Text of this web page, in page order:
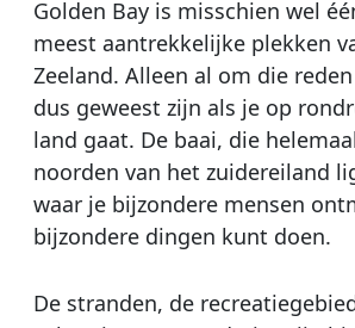
Golden Bay is misschien wel
meest aantrekkelijke plekken
Zeeland. Alleen al om die
dus geweest zijn als je op
land gaat. De baai, die
noorden van het zuidereiland
waar je bijzondere mensen
bijzondere dingen kunt doen.
De stranden, de